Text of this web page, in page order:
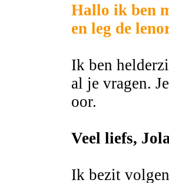
Hallo ik ben
en leg de
Ik ben
al je vragen.
oor.
Veel liefs,
Ik bezit